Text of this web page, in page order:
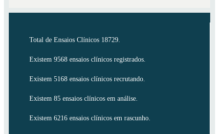
Total de Ensaios Clínicos 18729.
Existem 9568 ensaios clínicos registrados.
Existem 5168 ensaios clínicos recrutando.
Existem 85 ensaios clínicos em análise.
Existem 6216 ensaios clínicos em rascunho.